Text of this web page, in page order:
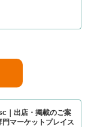
｜出店・掲載のご案
マーケットプレイス